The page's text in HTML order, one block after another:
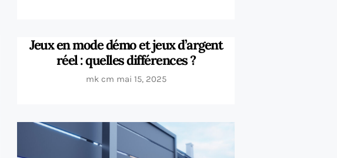
Jeux en mode démo et jeux d’argent
réel : quelles différences ?
mk cm mai 15, 2025